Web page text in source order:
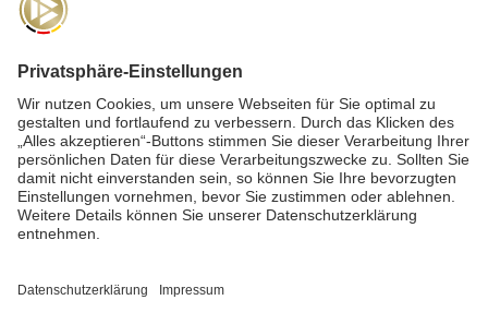
Für dieAkademie-Postanmelden und auf dem Laufenden
bleiben!